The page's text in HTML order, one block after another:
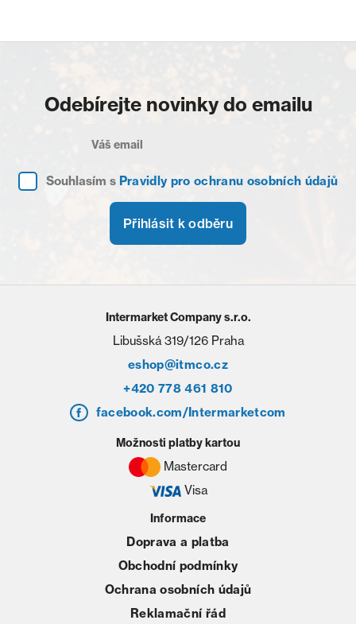
Odebírejte novinky do emailu
Souhlasím s Pravidly pro ochranu osobních údajů
Přihlásit k odběru
Intermarket Company s.r.o.
Libušská 319/126 Praha
eshop@itmco.cz
+420 778 461 810
facebook.com/Intermarketcom
Informace
Doprava a platba
Obchodní podmínky
Ochrana osobních údajů
Reklamační řád
Možnosti platby kartou
Mastercard
Visa